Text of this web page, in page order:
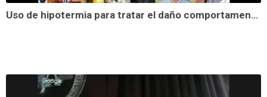
Uso de hipotermia para tratar el daño comportamental de ratas sometidas a anoxia neonatal - Victo...